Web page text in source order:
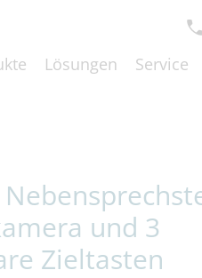
Lösungen Service
und 3
Zieltasten